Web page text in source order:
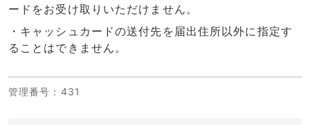
ードをお受け取りいただけません。
・キャッシュカードの送付先を届出住所以外に指定す
ることはできません。
管理番号 ：431